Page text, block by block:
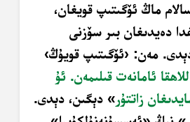
ماڭ ئۆگىتىپ قويغان،
دەيدىغان بىر سۆزنى
مەن: ‹ئۆگىتىپ قويۇڭ›
ئامانەت قىلىمەن. ئۇ
زاتتۇر» دېگىن، دېدى.